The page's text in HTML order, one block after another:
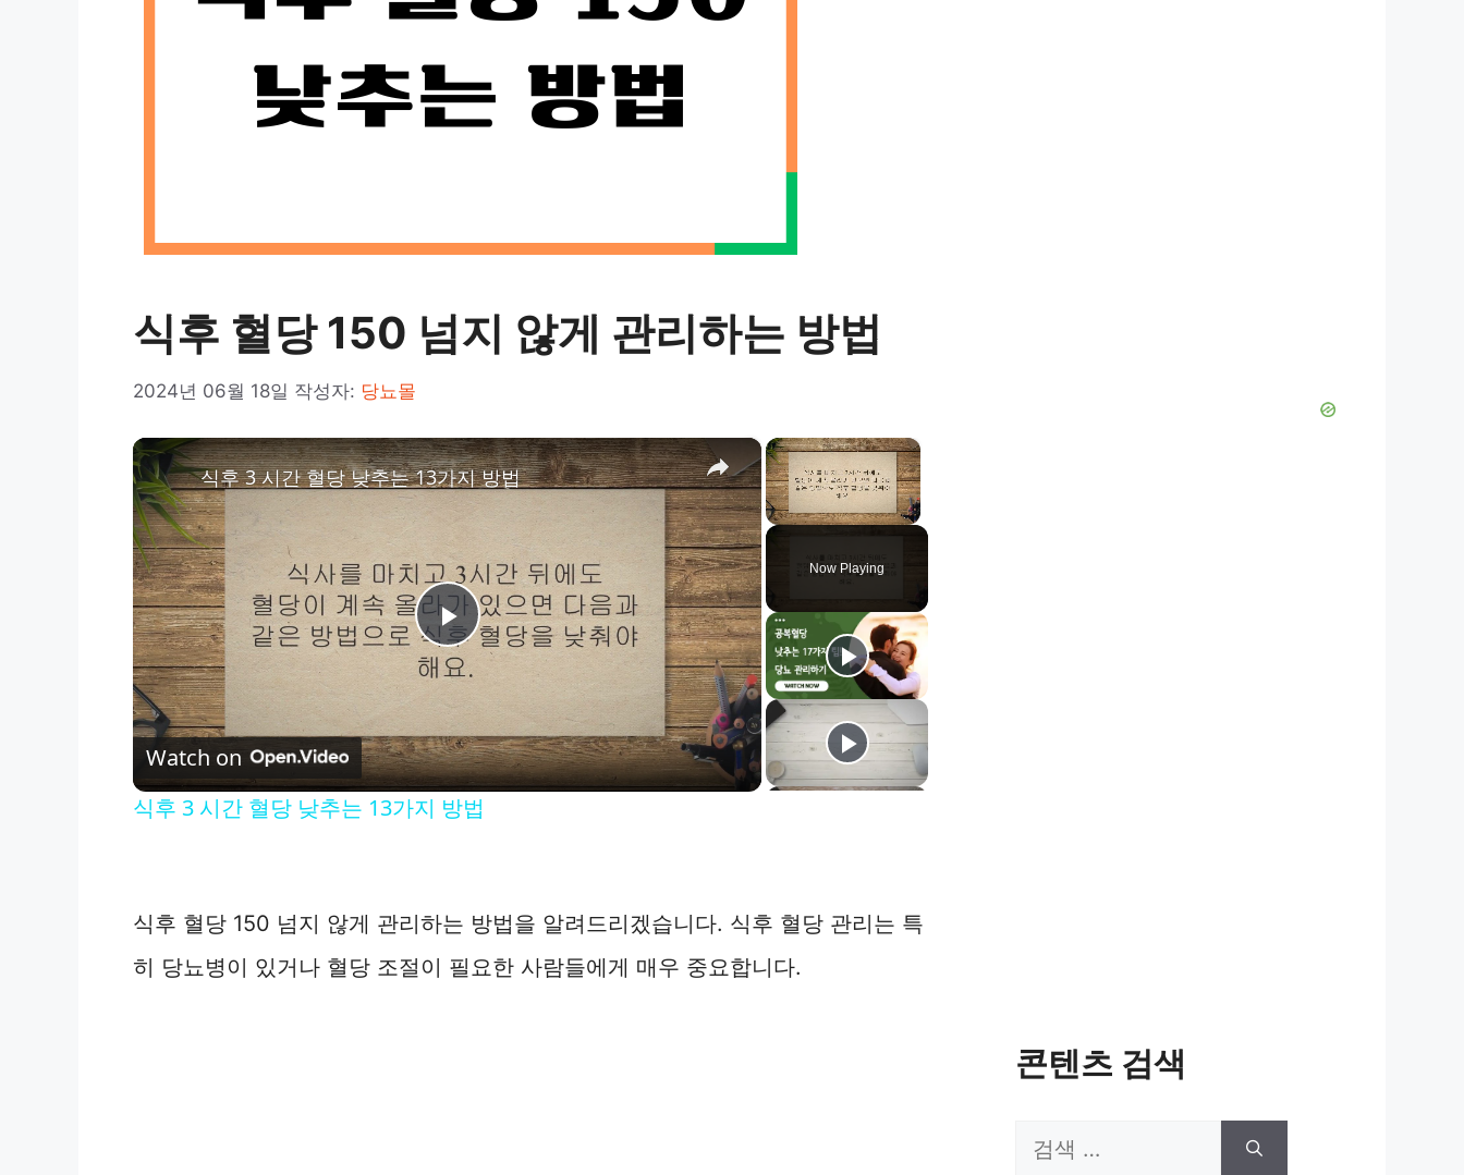
식후 혈당 150 넘지 않게 관리하는 방법
2024년 06월 18일 작성자: 당뇨몰
×
Now Playing
×
P
l
a
V
i
식후 3 시간 혈당 낮추는 13가지 방법
Watch on
식후 3 시간 혈당 낮추는 13가지 방법
식후 혈당 150 넘지 않게 관리하는 방법을 알려드리겠습니다. 식후 혈당 관리는 특
히 당뇨병이 있거나 혈당 조절이 필요한 사람들에게 매우 중요합니다.
콘텐츠 검색
검